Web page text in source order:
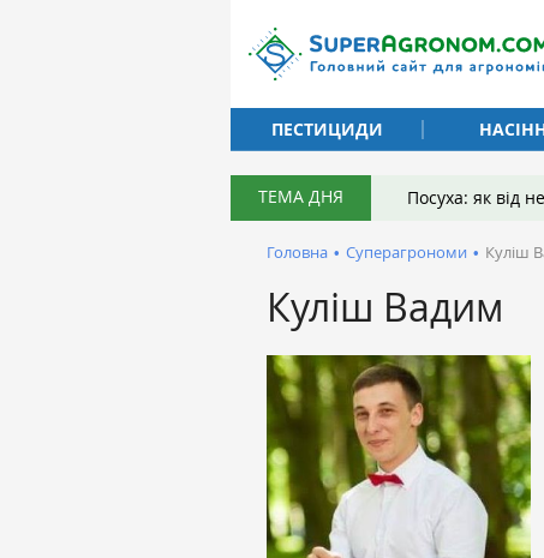
ПЕСТИЦИДИ
ТЕМА ДНЯ Посуха: як від
Головна • Суперагрономи • Куліш
Куліш Вадим